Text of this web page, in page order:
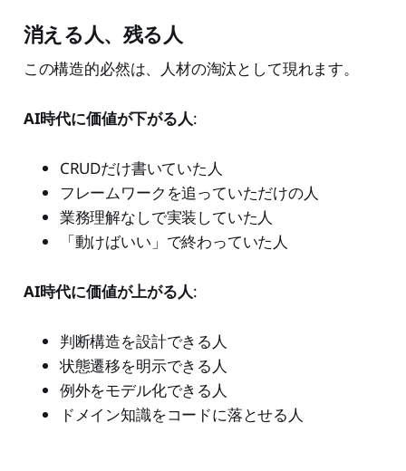
消える人、残る人
この構造的必然は、人材の淘汰として現れます。
AI時代に価値が下がる人:
CRUDだけ書いていた人
フレームワークを追っていただけの人
業務理解なしで実装していた人
「動けばいい」で終わっていた人
AI時代に価値が上がる人:
判断構造を設計できる人
状態遷移を明示できる人
例外をモデル化できる人
ドメイン知識をコードに落とせる人